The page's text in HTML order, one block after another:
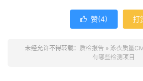
 赞(4) 打
未经允许不得转载： 质检报告 » 泳衣质量
有哪些检测项目